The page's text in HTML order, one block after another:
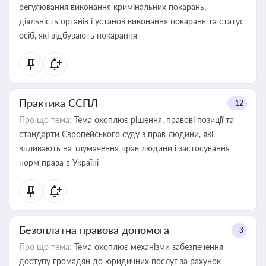
регулювання виконання кримінальних покарань,
діяльність органів і установ виконання покарань та статус
осіб, які відбувають покарання
Практика ЄСПЛ +12
Про що тема: Тема охоплює рішення, правові позиції та
стандарти Європейського суду з прав людини, які
впливають на тлумачення прав людини і застосування
норм права в Україні
Безоплатна правова допомога +3
Про що тема: Тема охоплює механізми забезпечення
доступу громадян до юридичних послуг за рахунок